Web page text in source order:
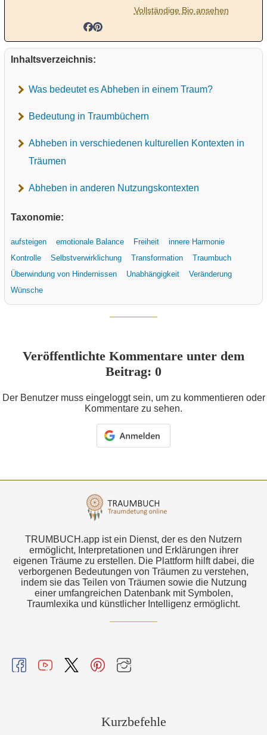
Vollständige Bio ansehen
Inhaltsverzeichnis:
Was bedeutet es Abheben in einem Traum?
Bedeutung in Traumbüchern
Abheben in verschiedenen kulturellen Kontexten in
Träumen
Abheben in anderen Nutzungskontexten
Taxonomie:
aufsteigen emotionale Balance Freiheit
innere Harmonie
Kontrolle
Selbstverwirklichung Transformation
Traumbuch
Überwindung von Hindernissen
Unabhängigkeit
Veränderung
Wünsche
Veröffentlichte Kommentare unter dem
Beitrag: 0
Der Benutzer muss eingeloggt sein, um zu kommentieren oder
Kommentare zu sehen.
TRUMBUCH.app ist ein Dienst, der es den Nutzern
ermöglicht, Interpretationen und Erklärungen ihrer
eigenen Träume zu erstellen. Die Plattform hilft dabei, die
verborgenen Bedeutungen von Träumen zu verstehen,
indem sie das Teilen von Träumen sowie die Nutzung
einer umfangreichen Datenbank mit Symbolen,
Traumlexika und künstlicher Intelligenz ermöglicht.
Kurzbefehle